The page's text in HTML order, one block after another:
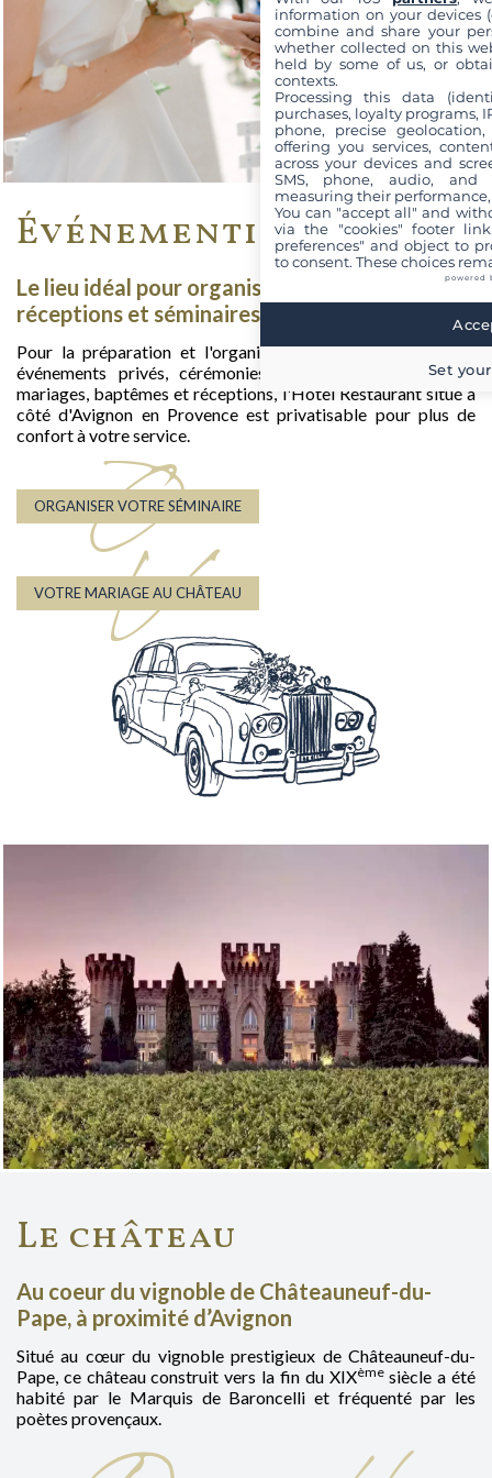
Événementiel
Le lieu idéal pour organiser vos mariages,
réceptions et séminaires
Pour la préparation et l'organisation de repas de groupe,
événements privés, cérémonies familiales ou religieuses,
mariages, baptêmes et réceptions, l'Hôtel Restaurant situé à
côté d'Avignon en Provence est privatisable pour plus de
confort à votre service.
O
ORGANISER VOTRE SÉMINAIRE
V
VOTRE MARIAGE AU CHÂTEAU
Le château
Au coeur du vignoble de Châteauneuf-du-
Pape, à proximité d’Avignon
Situé au cœur du vignoble prestigieux de Châteauneuf-du-
Pape, ce château construit vers la fin du XIXèmesiècle a été
habité par le Marquis de Baroncelli et fréquenté par les
poètes provençaux.
information on your devices
combine and share your
whether collected on this
held by some of us, or
contexts.
Processing this data
purchases, loyalty programs,
phone, precise
offering you services,
across your devices and
SMS, phone, audio, and
measuring their
You can "accept all" and
via the "cookies" footer link
preferences" and object to
to consent. These choices
powered
Set